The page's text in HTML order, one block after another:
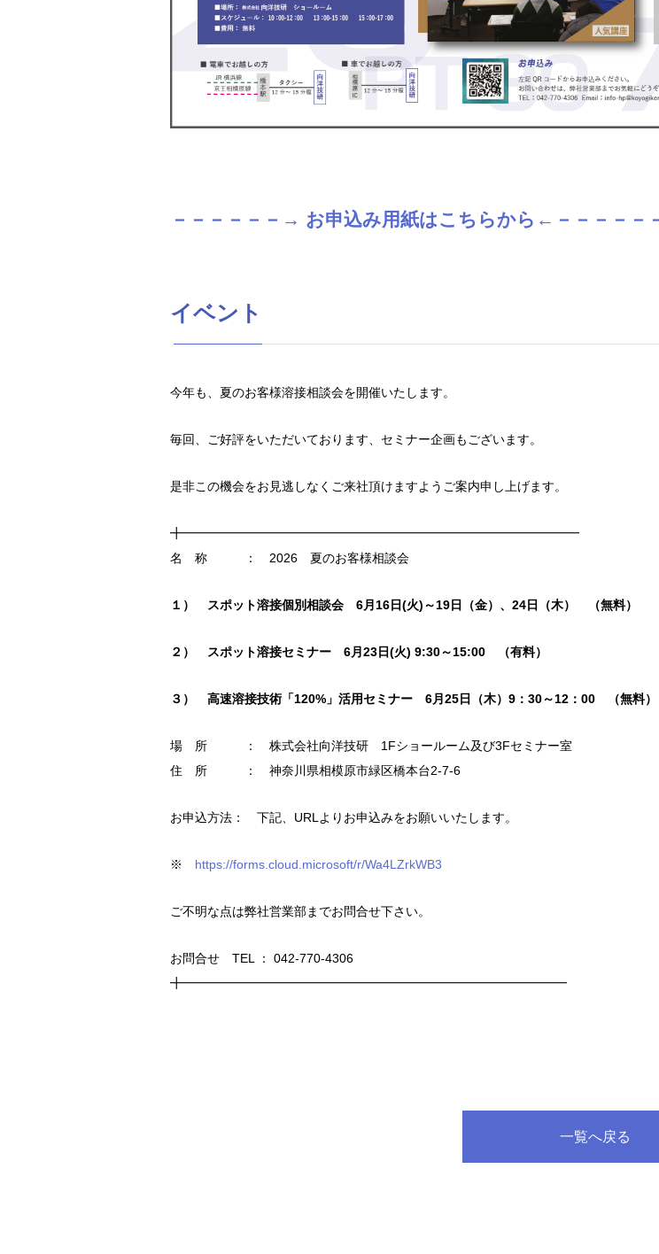
－－－－－－→ お申込み用紙はこちらから← －－－－－
イベント
今年も、夏のお客様溶接相談会を開催いたします。
毎回、ご好評をいただいております、セミナー企画もございます。
是非この機会をお見逃しなくご来社頂けますようご案内申し上げます。
╋━━━━━━━━━━━━━━━━━━━━━━━━━━━━━━━━
名 称 ： 2026 夏のお客様相談会
１） スポット溶接個別相談会 6月16日(火)～19日（金）、24日（木） （無料）
２） スポット溶接セミナー 6月23日(火) 9:30～15:00 （有料）
３） 高速溶接技術「120%」活用セミナー 6月25日（木）9：30～12：00 （無料）
場 所 ： 株式会社向洋技研 1Fショールーム及び3Fセミナー室
住 所 ： 神奈川県相模原市緑区橋本台2-7-6
お申込方法： 下記、URLよりお申込みをお願いいたします。
※ https://forms.cloud.microsoft/r/Wa4LZrkWB3
ご不明な点は弊社営業部までお問合せ下さい。
お問合せ TEL ： 042-770-4306
╋━━━━━━━━━━━━━━━━━━━━━━━━━━━━━━━
一覧へ戻る